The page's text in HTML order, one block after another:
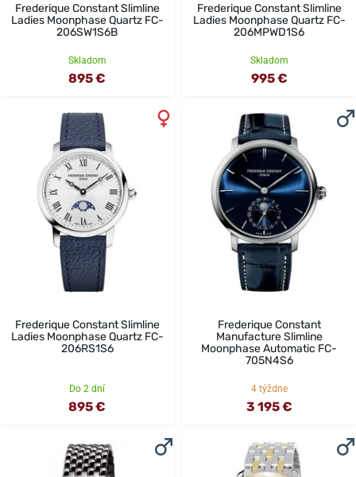
Frederique Constant Slimline
Ladies Moonphase Quartz FC-
206SW1S6B
Skladom
895 €
Frederique Constant Slimline
Ladies Moonphase Quartz FC-
206MPWD1S6
Skladom
995 €
Frederique Constant Slimline
Ladies Moonphase Quartz FC-
206RS1S6
Do 2 dní
895 €
Frederique Constant
Manufacture Slimline
Moonphase Automatic FC-
705N4S6
4 týždne
3 195 €